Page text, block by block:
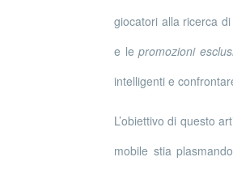
giocatori alla ricerca di
e lepromozioni
intelligenti e
L’obiettivo di questo
mobile stia